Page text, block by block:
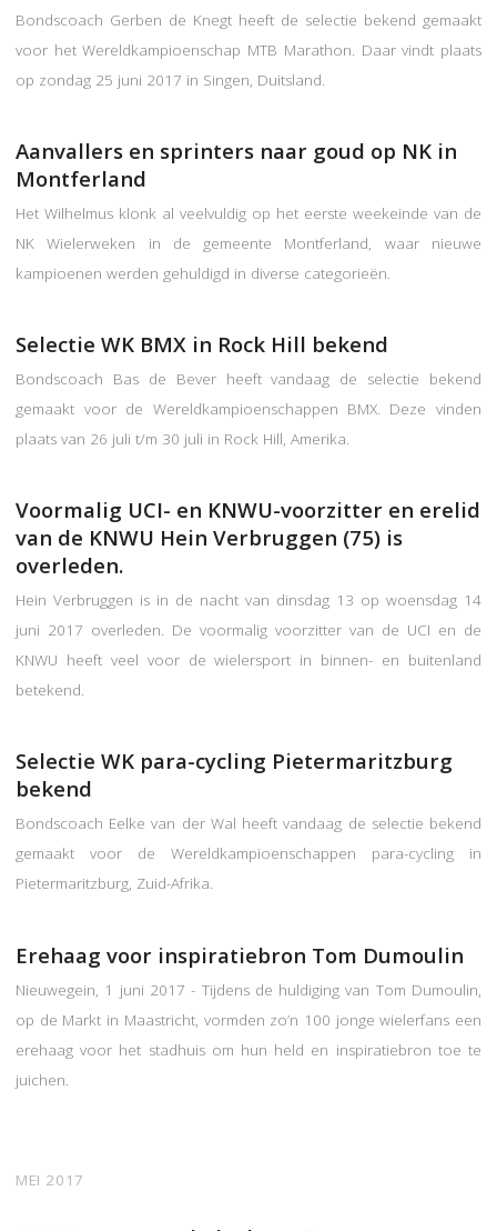
Bondscoach Gerben de Knegt heeft de selectie bekend gemaakt
voor het Wereldkampioenschap MTB Marathon. Daar vindt plaats
op zondag 25 juni 2017 in Singen, Duitsland.
Aanvallers en sprinters naar goud op NK in
Montferland
Het Wilhelmus klonk al veelvuldig op het eerste weekeinde van de
NK Wielerweken in de gemeente Montferland, waar nieuwe
kampioenen werden gehuldigd in diverse categorieën.
Selectie WK BMX in Rock Hill bekend
Bondscoach Bas de Bever heeft vandaag de selectie bekend
gemaakt voor de Wereldkampioenschappen BMX. Deze vinden
plaats van 26 juli t/m 30 juli in Rock Hill, Amerika.
Voormalig UCI- en KNWU-voorzitter en erelid
van de KNWU Hein Verbruggen (75) is
overleden.
Hein Verbruggen is in de nacht van dinsdag 13 op woensdag 14
juni 2017 overleden. De voormalig voorzitter van de UCI en de
KNWU heeft veel voor de wielersport in binnen- en buitenland
betekend.
Selectie WK para-cycling Pietermaritzburg
bekend
Bondscoach Eelke van der Wal heeft vandaag de selectie bekend
gemaakt voor de Wereldkampioenschappen para-cycling in
Pietermaritzburg, Zuid-Afrika.
Erehaag voor inspiratiebron Tom Dumoulin
Nieuwegein, 1 juni 2017 - Tijdens de huldiging van Tom Dumoulin,
op de Markt in Maastricht, vormden zo’n 100 jonge wielerfans een
erehaag voor het stadhuis om hun held en inspiratiebron toe te
juichen.
MEI 2017